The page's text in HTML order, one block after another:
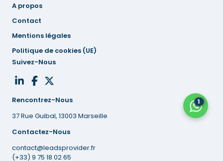
A propos
Contact
Mentions légales
Politique de cookies (UE)
Suivez-Nous
Rencontrez-Nous
37 Rue Guibal, 13003 Marseille
Contactez-Nous
contact@leadsprovider.fr
(+33) 9 75 18 02 65
1